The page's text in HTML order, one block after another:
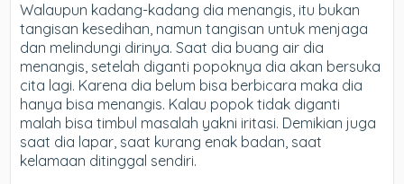
Walaupun kadang-kadang dia menangis, itu bukan
tangisan kesedihan, namun tangisan untuk menjaga
dan melindungi dirinya. Saat dia buang air dia
menangis, setelah diganti popoknya dia akan bersuka
cita lagi. Karena dia belum bisa berbicara maka dia
hanya bisa menangis. Kalau popok tidak diganti
malah bisa timbul masalah yakni iritasi. Demikian juga
saat dia lapar, saat kurang enak badan, saat
kelamaan ditinggal sendiri.